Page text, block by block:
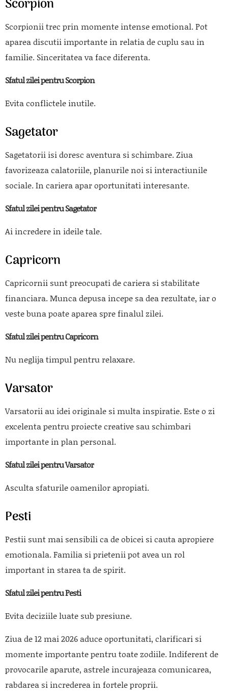
Scorpion
Scorpionii trec prin momente intense emotional. Pot
aparea discutii importante in relatia de cuplu sau in
familie. Sinceritatea va face diferenta.
Sfatul zilei pentru Scorpion
Evita conflictele inutile.
Sagetator
Sagetatorii isi doresc aventura si schimbare. Ziua
favorizeaza calatoriile, planurile noi si interactiunile
sociale. In cariera apar oportunitati interesante.
Sfatul zilei pentru Sagetator
Ai incredere in ideile tale.
Capricorn
Capricornii sunt preocupati de cariera si stabilitate
financiara. Munca depusa incepe sa dea rezultate, iar o
veste buna poate aparea spre finalul zilei.
Sfatul zilei pentru Capricorn
Nu neglija timpul pentru relaxare.
Varsator
Varsatorii au idei originale si multa inspiratie. Este o zi
excelenta pentru proiecte creative sau schimbari
importante in plan personal.
Sfatul zilei pentru Varsator
Asculta sfaturile oamenilor apropiati.
Pesti
Pestii sunt mai sensibili ca de obicei si cauta apropiere
emotionala. Familia si prietenii pot avea un rol
important in starea ta de spirit.
Sfatul zilei pentru Pesti
Evita deciziile luate sub presiune.
Ziua de 12 mai 2026 aduce oportunitati, clarificari si
momente importante pentru toate zodiile. Indiferent de
provocarile aparute, astrele incurajeaza comunicarea,
rabdarea si increderea in fortele proprii.